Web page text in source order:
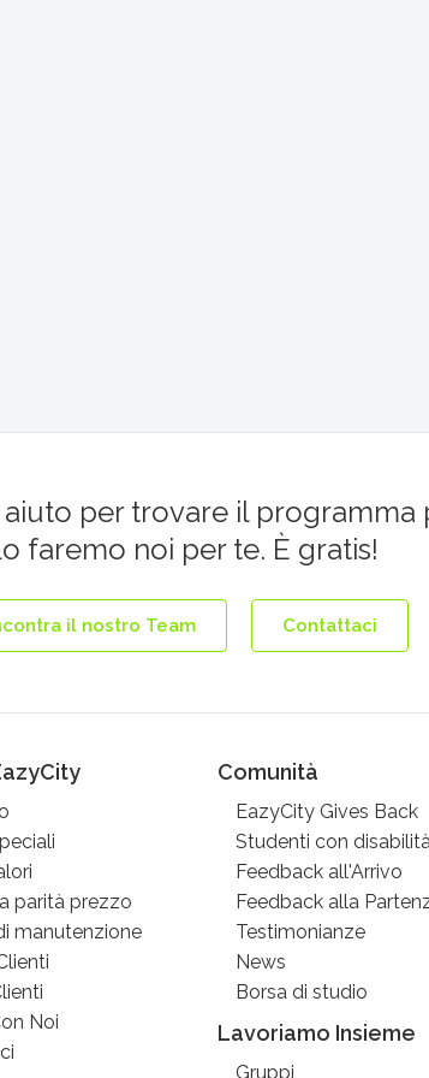
aiuto per trovare il programma
faremo noi per te. È gratis!
il nostro Team Contattaci
parità prezzo
manutenzione
Noi
Comunità
EazyCity Gives Back
Studenti con
Feedback all'Arrivo
Feedback alla
Testimonianze
News
Borsa di studio
Lavoriamo Insieme
Gruppi